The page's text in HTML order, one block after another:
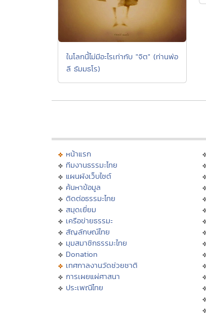
ในโลกนี้ไม่มีอะไรเท่ากับ "จิต" (ท่านพ่อ
ลี ธัมมธโร)
หน้าแรก
ทีมงานธรรมะไทย
แผนผังเว็บไซต์
ค้นหาข้อมูล
ติดต่อธรรมะไทย
สมุดเยี่ยม
เครือข่ายธรรมะ
สัญลักษณ์ไทย
มุมสมาชิกธรรมะไทย
Donation
เทศกาลงานวัดช่วยชาติ
การเผยแผ่ศาสนา
ประเพณีไทย